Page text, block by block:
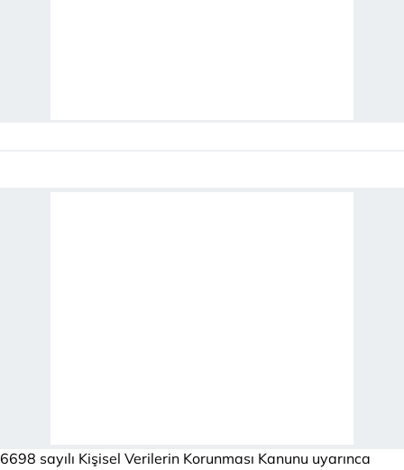
6698 sayılı Kişisel Verilerin Korunması Kanunu uyarınca